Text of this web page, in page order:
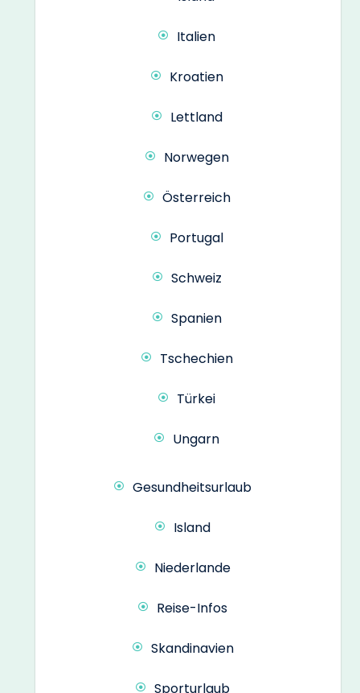
Italien
Kroatien
Lettland
Norwegen
Österreich
Portugal
Schweiz
Spanien
Tschechien
Türkei
Ungarn
Gesundheitsurlaub
Island
Niederlande
Reise-Infos
Skandinavien
Sporturlaub